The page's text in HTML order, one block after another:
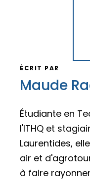
ÉCRIT PAR
Maude
Étudiante en
l'ITHQ et
Laurentides,
air et
à faire